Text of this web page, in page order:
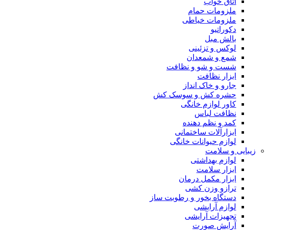
ملزومات حمام
ملزومات خیاطی
دکوراتیو
بالش مبل
لوکس و تزئینی
شمع و شمعدان
شست و شو و نظافت
ابزار نظافت
جارو و خاک انداز
حشره کش و سوسک کش
کاور لوازم خانگی
نظافت لباس
کمد و نظم دهنده
ابزارآلات ساختمانی
لوازم حیوانات خانگی
زیبایی و سلامت
لوازم بهداشتی
ابزار سلامت
ابزار مکمل درمان
ترازو وزن کشی
دستگاه بخور و رطوبت ساز
لوازم آرایشی
تجهیزات آرایشی
آرایش صورت